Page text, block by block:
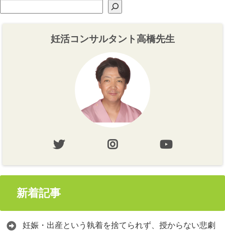
妊活コンサルタント高橋先生
新着記事
妊娠・出産という執着を捨てられず、授からない悲劇